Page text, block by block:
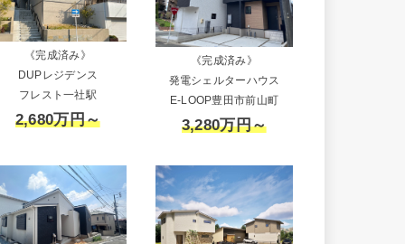
《完成済み》
DUPレジデンス
フレスト一社駅
2,680万円～
《完成済み》
発電シェルターハウス
E-LOOP豊田市前山町
3,280万円～